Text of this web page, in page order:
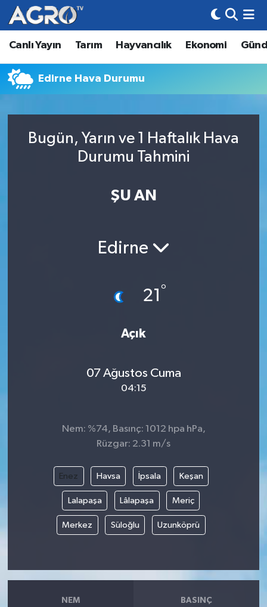
Canlı Yayın Tarım Hayvancılık Ekonomi
Edirne Hava Durumu
Bugün, Yarın ve 1 Haftalık Hava
Durumu Tahmini
ŞU AN
Edirne
21 °
Açık
07 Ağustos Cuma
04:15
Nem: %74, Basınç: 1012 hpa hPa,
Rüzgar: 2.31 m/s
Enez Havsa İpsala Keşan
Lalapaşa Lâlapaşa Meriç
Merkez Süloğlu Uzunköprü
NEM BASINÇ
Hava Durumu
Trafik Durumu
Tüm Manşetler